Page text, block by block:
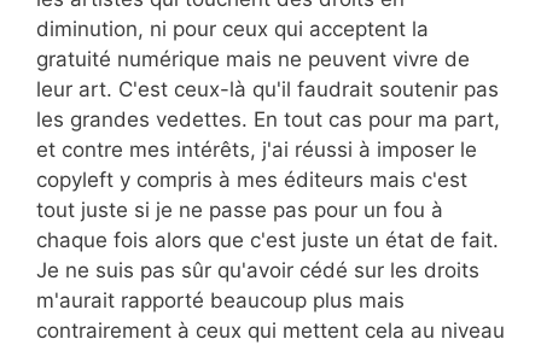
diminution, ni pour ceux qui acceptent la
gratuité numérique mais ne peuvent vivre de
leur art. C'est ceux-là qu'il faudrait soutenir pas
les grandes vedettes. En tout cas pour ma part,
et contre mes intérêts, j'ai réussi à imposer le
copyleft y compris à mes éditeurs mais c'est
tout juste si je ne passe pas pour un fou à
chaque fois alors que c'est juste un état de fait.
Je ne suis pas sûr qu'avoir cédé sur les droits
m'aurait rapporté beaucoup plus mais
contrairement à ceux qui mettent cela au niveau